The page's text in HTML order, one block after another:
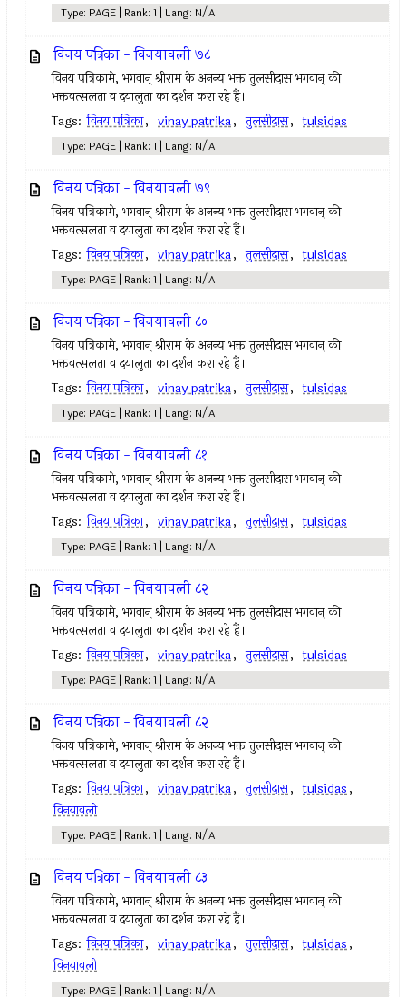
Type: PAGE | Rank: 1 | Lang: N/A
विनय पत्रिका - विनयावली ७८
विनय पत्रिकामे, भगवान् श्रीराम के अनन्य भक्त तुलसीदास भगवान् की
भक्तवत्सलता व दयालुता का दर्शन करा रहे हैं।
Tags: विनय पत्रिका, vinay patrika, तुलसीदास, tulsidas
Type: PAGE | Rank: 1 | Lang: N/A
विनय पत्रिका - विनयावली ७९
विनय पत्रिकामे, भगवान् श्रीराम के अनन्य भक्त तुलसीदास भगवान् की
भक्तवत्सलता व दयालुता का दर्शन करा रहे हैं।
Tags: विनय पत्रिका, vinay patrika, तुलसीदास, tulsidas
Type: PAGE | Rank: 1 | Lang: N/A
विनय पत्रिका - विनयावली ८०
विनय पत्रिकामे, भगवान् श्रीराम के अनन्य भक्त तुलसीदास भगवान् की
भक्तवत्सलता व दयालुता का दर्शन करा रहे हैं।
Tags: विनय पत्रिका, vinay patrika, तुलसीदास, tulsidas
Type: PAGE | Rank: 1 | Lang: N/A
विनय पत्रिका - विनयावली ८१
विनय पत्रिकामे, भगवान् श्रीराम के अनन्य भक्त तुलसीदास भगवान् की
भक्तवत्सलता व दयालुता का दर्शन करा रहे हैं।
Tags: विनय पत्रिका, vinay patrika, तुलसीदास, tulsidas
Type: PAGE | Rank: 1 | Lang: N/A
विनय पत्रिका - विनयावली ८२
विनय पत्रिकामे, भगवान् श्रीराम के अनन्य भक्त तुलसीदास भगवान् की
भक्तवत्सलता व दयालुता का दर्शन करा रहे हैं।
Tags: विनय पत्रिका, vinay patrika, तुलसीदास, tulsidas
Type: PAGE | Rank: 1 | Lang: N/A
विनय पत्रिका - विनयावली ८२
विनय पत्रिकामे, भगवान् श्रीराम के अनन्य भक्त तुलसीदास भगवान् की
भक्तवत्सलता व दयालुता का दर्शन करा रहे हैं।
Tags: विनय पत्रिका, vinay patrika, तुलसीदास, tulsidas,
विनयावली
Type: PAGE | Rank: 1 | Lang: N/A
विनय पत्रिका - विनयावली ८३
विनय पत्रिकामे, भगवान् श्रीराम के अनन्य भक्त तुलसीदास भगवान् की
भक्तवत्सलता व दयालुता का दर्शन करा रहे हैं।
Tags: विनय पत्रिका, vinay patrika, तुलसीदास, tulsidas,
विनयावली
Type: PAGE | Rank: 1 | Lang: N/A